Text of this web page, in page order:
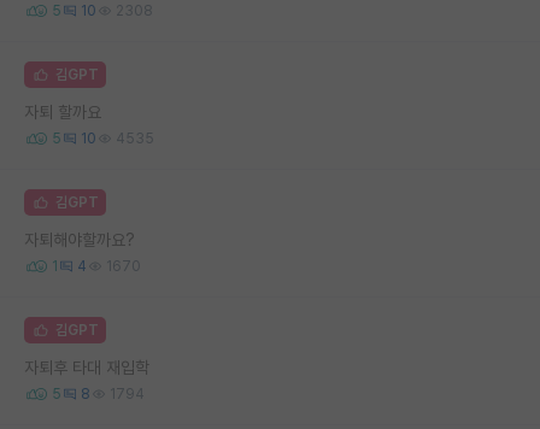
5 10 2308
김GPT
자퇴 할까요
5 10 4535
김GPT
자퇴해야할까요?
1 4 1670
김GPT
자퇴후 타대 재입학
5 8 1794